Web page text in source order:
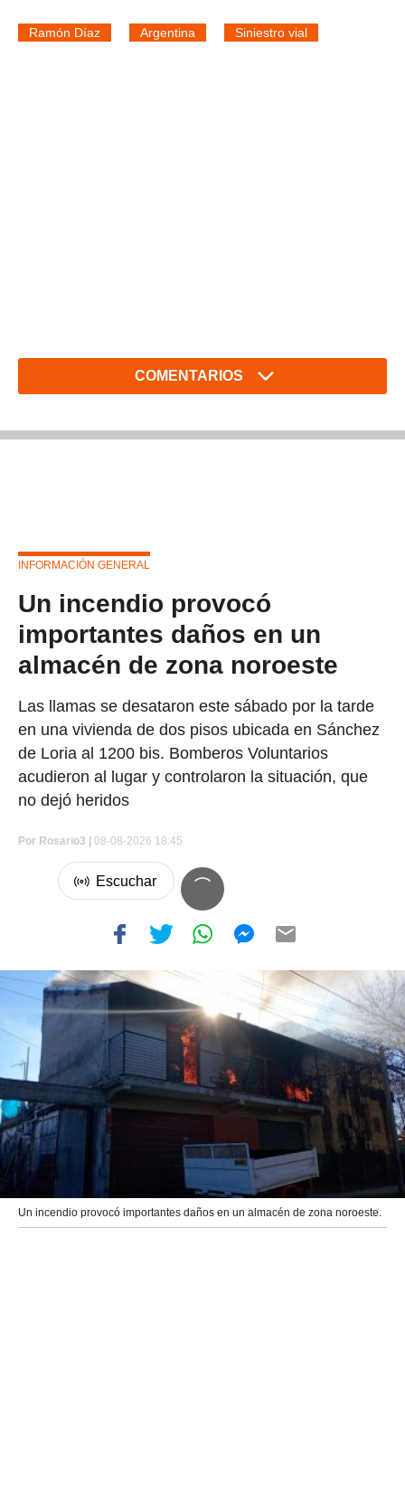
Ramón Díaz Argentina Siniestro vial
COMENTARIOS